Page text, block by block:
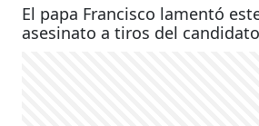
El papa Francisco lamentó
asesinato a tiros del